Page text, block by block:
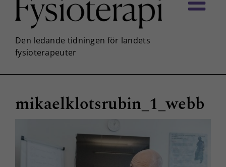
innehållet
mikaelklotsrubin_1_webb